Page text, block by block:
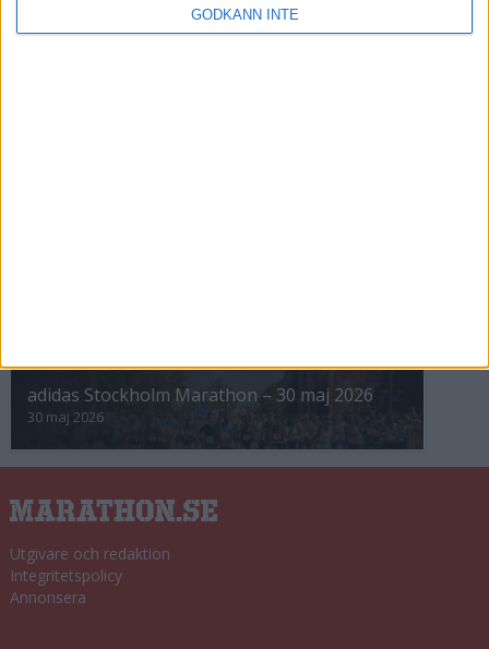
GODKÄNN INTE
adidas Stockholm Marathon – 30 maj 2026
30 maj 2026
Utgivare och redaktion
Integritetspolicy
Annonsera